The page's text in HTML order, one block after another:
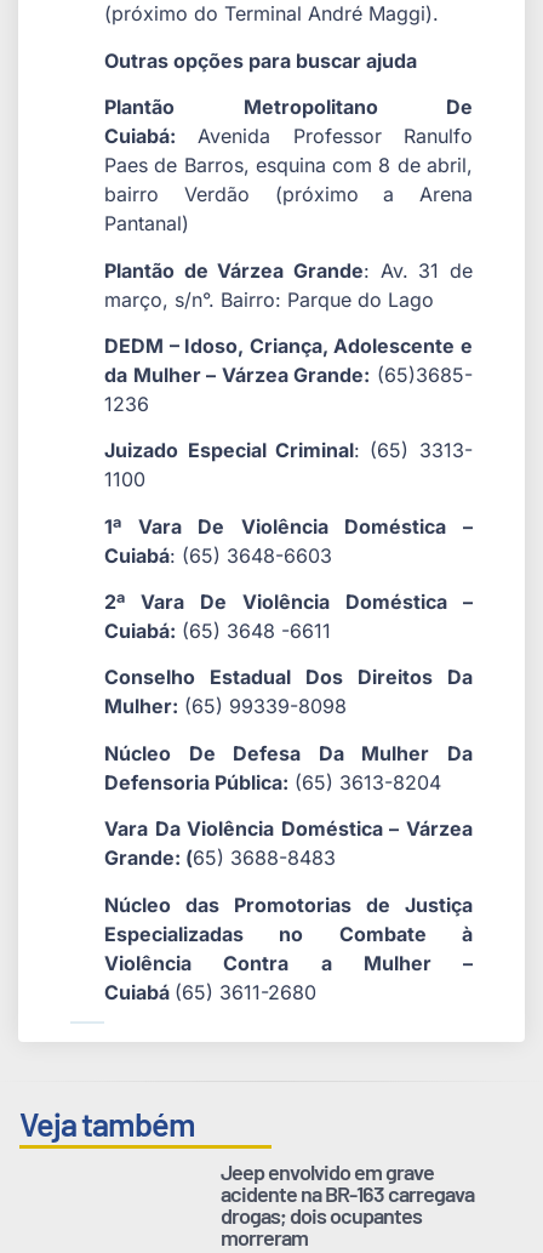
(próximo do Terminal André Maggi).
Outras opções para buscar ajuda
Plantão Metropolitano De
Cuiabá: Avenida Professor Ranulfo
Paes de Barros, esquina com 8 de abril,
bairro Verdão (próximo a Arena
Pantanal)
Plantão de Várzea Grande: Av. 31 de
março, s/n°. Bairro: Parque do Lago
DEDM – Idoso, Criança, Adolescente e
da Mulher – Várzea Grande: (65)3685-
1236
Juizado Especial Criminal: (65) 3313-
1100
1ª Vara De Violência Doméstica –
Cuiabá: (65) 3648-6603
2ª Vara De Violência Doméstica –
Cuiabá: (65) 3648 -6611
Conselho Estadual Dos Direitos Da
Mulher: (65) 99339-8098
Núcleo De Defesa Da Mulher Da
Defensoria Pública: (65) 3613-8204
Vara Da Violência Doméstica – Várzea
Grande: (65) 3688-8483
Núcleo das Promotorias de Justiça
Especializadas no Combate à
Violência Contra a Mulher –
Cuiabá (65) 3611-2680
Veja também
Jeep envolvido em grave
acidente na BR-163 carregava
drogas; dois ocupantes
morreram